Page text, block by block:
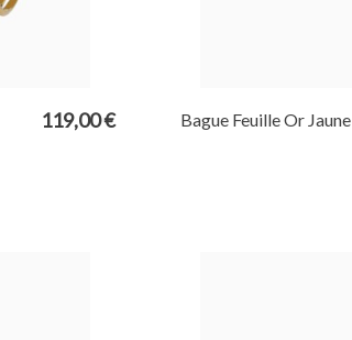
119,00 € Bague Feuille Or Jaune